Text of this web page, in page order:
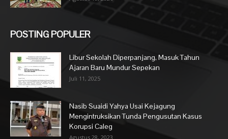
POSTING POPULER
Libur Sekolah Diperpanjang, Masuk Tahun
Ajaran Baru Mundur Sepekan
Juli 11, 2025
Nasib Suaidi Yahya Usai Kejagung
Mengintruksikan Tunda Pengusutan Kasus
Korupsi Caleg
Agustus 28, 2023